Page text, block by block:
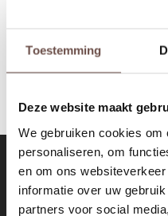
Toestemming
Deze website maakt
We gebruiken cookies
personaliseren, om
en om ons
informatie over uw
partners voor social
T-shirts
Accessoires
Rokken
Tassen
Joggers
Pullovers
Schoenen
Accessoires
Geen producten gevonden!...
Ontvang de laatste updates,